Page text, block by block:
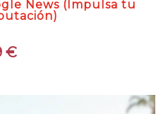
News (Impulsa tu
€